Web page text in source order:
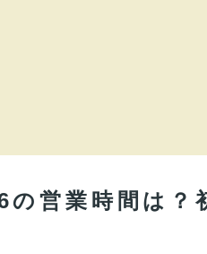
営業時間は？